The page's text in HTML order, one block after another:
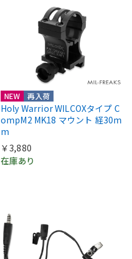
NEW 再入荷
Holy Warrior WILCOXタイプ C
ompM2 MK18 マウント 経30m
m
￥3,880
在庫あり